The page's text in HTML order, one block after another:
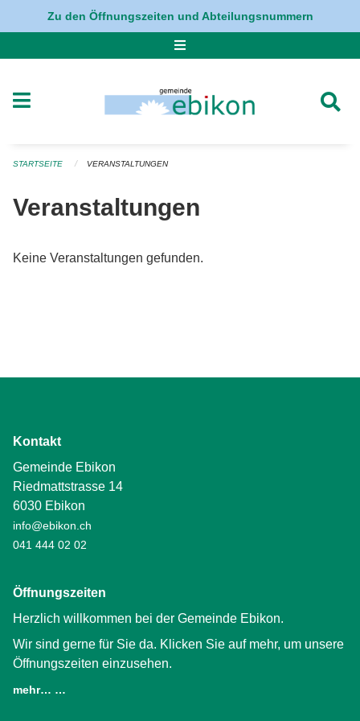
Navigation überspringen
Zu den Öffnungszeiten und Abteilungsnummern
STARTSEITE VERANSTALTUNGEN
Veranstaltungen
Keine Veranstaltungen gefunden.
Kontakt
Gemeinde Ebikon
Riedmattstrasse 14
6030 Ebikon
info@ebikon.ch
041 444 02 02
Öffnungszeiten
Herzlich willkommen bei der Gemeinde Ebikon.
Wir sind gerne für Sie da. Klicken Sie auf mehr, um unsere
Öffnungszeiten einzusehen.
mehr… …